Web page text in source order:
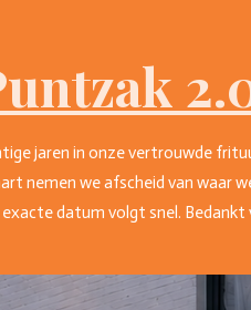
jaren in onze vertrouwde
nemen we afscheid van waar
datum volgt snel.